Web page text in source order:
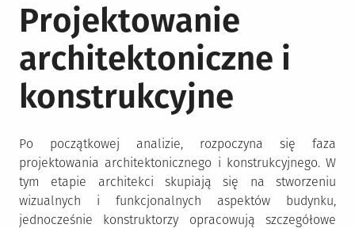
Projektowanie
architektoniczne i
konstrukcyjne
Po początkowej analizie, rozpoczyna się faza
projektowania architektonicznego i konstrukcyjnego. W
tym etapie architekci skupiają się na stworzeniu
wizualnych i funkcjonalnych aspektów budynku,
jednocześnie konstruktorzy opracowują szczegółowe